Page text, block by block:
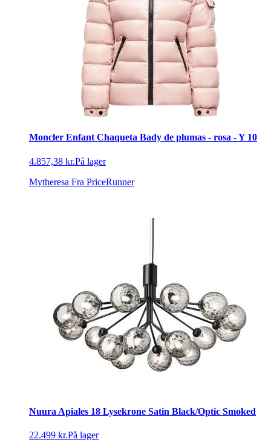
Moncler Enfant Chaqueta Bady de plumas - rosa - Y 10
4.857,38 kr.På lager
Mytheresa Fra PriceRunner
Nuura Apiales 18 Lysekrone Satin Black/Optic Smoked
22.499 kr.På lager